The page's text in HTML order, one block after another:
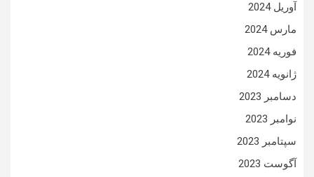
آوریل 2024
مارس 2024
فوریه 2024
ژانویه 2024
دسامبر 2023
نوامبر 2023
سپتامبر 2023
آگوست 2023